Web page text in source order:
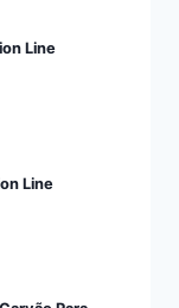
Line
Line